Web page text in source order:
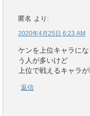
匿名 より:
2020年4月25日 6:23 AM
ケンを上位キャラに
う人が多いけど
上位で戦えるキャラ
返信